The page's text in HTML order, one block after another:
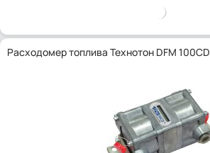
Расходомер топлива Технотон DFM 100CD